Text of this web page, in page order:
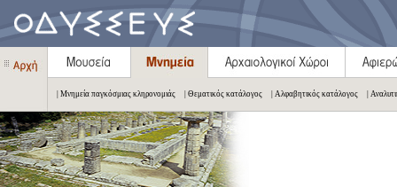
| Μνημεία παγκόσμιας κληρονομιάς | Θεματικός κατάλογος | Αλφαβητικός κατάλογος |